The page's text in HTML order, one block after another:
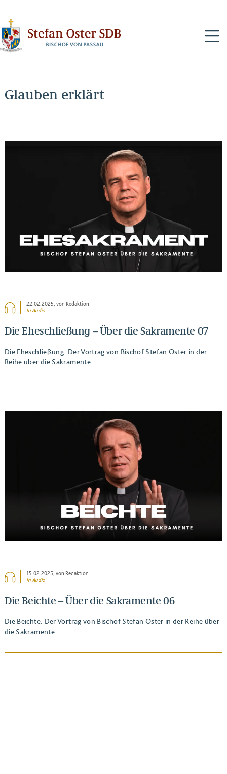
Glauben erklärt
BEITRAG ANSEHEN
22.02.2025, von Redaktion
In Audio
Die Eheschließung – Über die Sakramente 07
Die Eheschließung. Der Vortrag von Bischof Stefan Oster in der
Reihe über die Sakramente.
15.02.2025, von Redaktion
In Audio
Die Beichte – Über die Sakramente 06
Die Beichte. Der Vortrag von Bischof Stefan Oster in der Reihe über
die Sakramente.